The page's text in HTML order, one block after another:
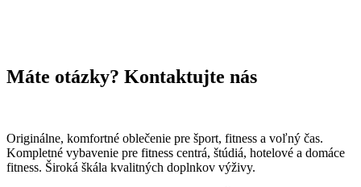
Máte otázky? Kontaktujte nás
Originálne, komfortné oblečenie pre šport, fitness a voľný čas.
Kompletné vybavenie pre fitness centrá, štúdiá, hotelové a domáce
fitness. Široká škála kvalitných doplnkov výživy.